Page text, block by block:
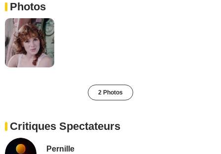
Photos
2 Photos
Critiques Spectateurs
Pernille